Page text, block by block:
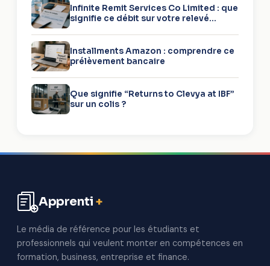
Infinite Remit Services Co Limited : que
signifie ce débit sur votre relevé
Installments Amazon : comprendre ce
prélèvement bancaire
Que signifie “Returns to Clevya at IBF”
sur un colis ?
contenu
Apprenti+
Le média de référence pour les étudiants et
professionnels qui veulent monter en compétences en
formation, business, entreprise et finance.